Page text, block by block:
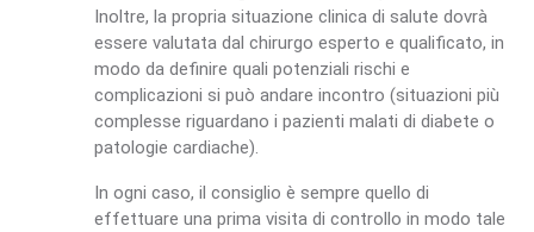
Inoltre, la propria situazione clinica di salute dovrà
essere valutata dal chirurgo esperto e qualificato, in
modo da definire quali potenziali rischi e
complicazioni si può andare incontro (situazioni più
complesse riguardano i pazienti malati di diabete o
patologie cardiache).
In ogni caso, il consiglio è sempre quello di
effettuare una prima visita di controllo in modo tale